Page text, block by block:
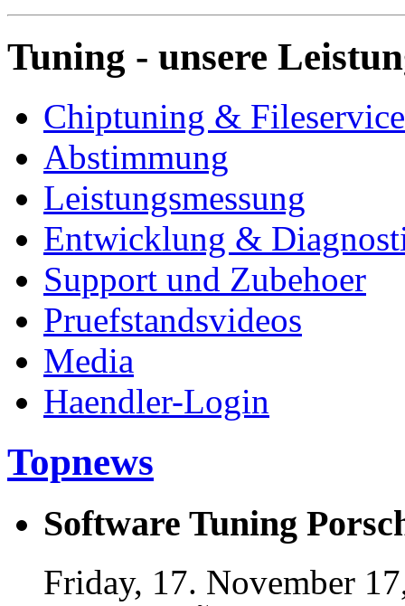
Tuning - unsere
Chiptuning & Fileservice
Abstimmung
Leistungsmessung
Entwicklung &
Support und Zubehoer
Pruefstandsvideos
Media
Haendler-Login
Topnews
Software Tuning
Friday, 17. November